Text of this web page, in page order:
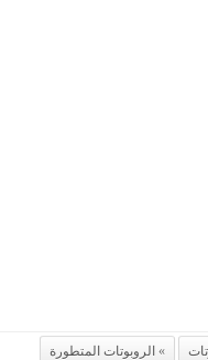
الروبوتات المتطورة